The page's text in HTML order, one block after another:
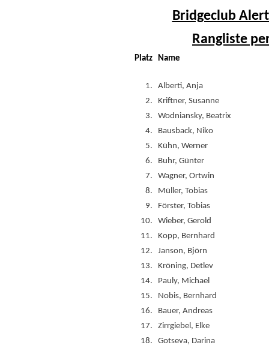
Bridgeclub
Rangliste
Platz Name
1.
Alberti, Anja
2.
Kriftner, Susanne
3.
Wodniansky, Beatrix
4.
Bausback, Niko
5.
Kühn, Werner
6.
Buhr, Günter
7.
Wagner, Ortwin
8.
Müller, Tobias
9.
Förster, Tobias
10.
Wieber, Gerold
11.
Kopp, Bernhard
12.
Janson, Björn
13.
Kröning, Detlev
14.
Pauly, Michael
15.
Nobis, Bernhard
16.
Bauer, Andreas
17.
Zirrgiebel, Elke
18.
Gotseva, Darina